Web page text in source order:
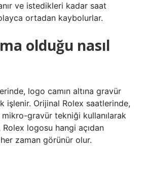
ve istedikleri kadar saat
ortadan kaybolurlar.
olduğu nasıl
logo camın altına gravür
işlenir. Orijinal Rolex saatlerinde,
gravür tekniği kullanılarak
logosu hangi açıdan
zaman görünür olur.